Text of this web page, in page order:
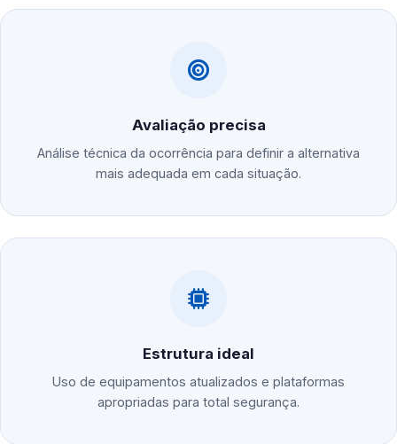
Avaliação precisa
Análise técnica da ocorrência para definir a alternativa
mais adequada em cada situação.
Estrutura ideal
Uso de equipamentos atualizados e plataformas
apropriadas para total segurança.